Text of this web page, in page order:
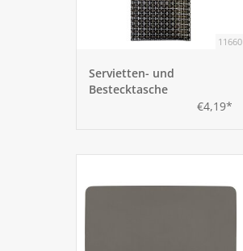
11660
Servietten- und
Bestecktasche
€4,19*